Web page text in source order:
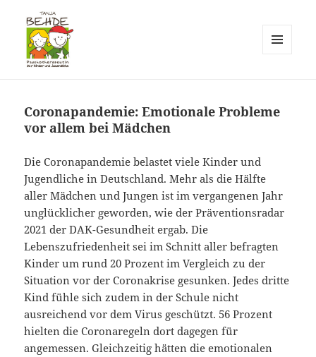
Coronapandemie: Emotionale Probleme
vor allem bei Mädchen
Die Coronapandemie belastet viele Kinder und
Jugendliche in Deutschland. Mehr als die Hälfte
aller Mädchen und Jungen ist im vergangenen Jahr
unglücklicher geworden, wie der Präventionsradar
2021 der DAK-Gesundheit ergab. Die
Lebenszufriedenheit sei im Schnitt aller befragten
Kinder um rund 20 Prozent im Vergleich zu der
Situation vor der Coronakrise gesunken. Jedes dritte
Kind fühle sich zudem in der Schule nicht
ausreichend vor dem Virus geschützt. 56 Prozent
hielten die Coronaregeln dort dagegen für
angemessen. Gleichzeitig hätten die emotionalen